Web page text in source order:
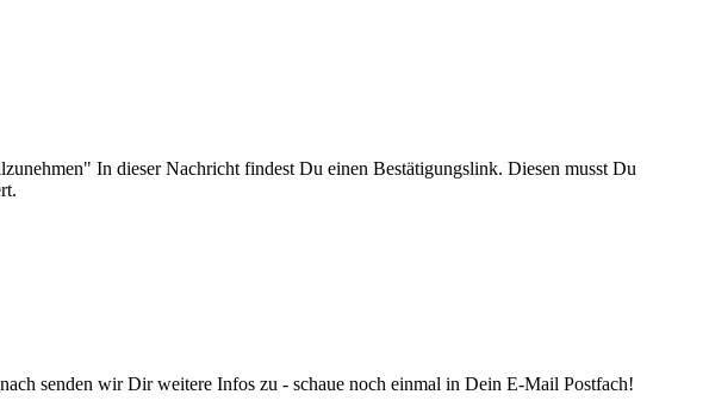
In dieser Nachricht findest Du einen Bestätigungslink. Diesen musst Du
senden wir Dir weitere Infos zu - schaue noch einmal in Dein E-Mail Postfach!